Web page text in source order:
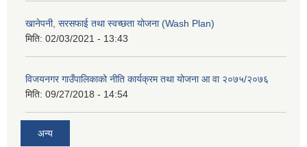
खानेपनी, सरसफाई तथा स्वच्छता योजना (Wash Plan)
मिति: 02/03/2021 - 13:43
विजयनगर गाउँपालिकाको नीति कार्यक्रम तथा योजना आ वा २०७५/२०७६
मिति: 09/27/2018 - 14:54
अन्य